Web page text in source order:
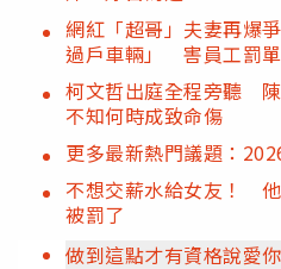
網紅「超哥」夫妻再爆
過戶車輛」 害員工罰
柯文哲出庭全程旁聽
不知何時成致命傷
更多最新熱門議題：
不想交薪水給女友！ 他
被罰了
做到這點才有資格說愛你